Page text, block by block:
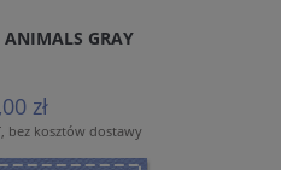
ANIMALS GRAY
zł
bez kosztów dostawy